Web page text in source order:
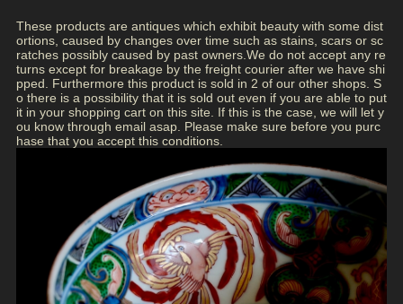
These products are antiques which exhibit beauty with some dist
ortions, caused by changes over time such as stains, scars or sc
ratches possibly caused by past owners.We do not accept any re
turns except for breakage by the freight courier after we have shi
pped. Furthermore this product is sold in 2 of our other shops. S
o there is a possibility that it is sold out even if you are able to put
it in your shopping cart on this site. If this is the case, we will let y
ou know through email asap. Please make sure before you purc
hase that you accept this conditions.